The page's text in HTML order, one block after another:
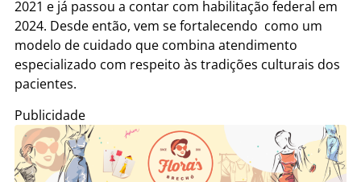
2021 e já passou a contar com habilitação federal em
2024. Desde então, vem se fortalecendo como um
modelo de cuidado que combina atendimento
especializado com respeito às tradições culturais dos
pacientes.
Publicidade